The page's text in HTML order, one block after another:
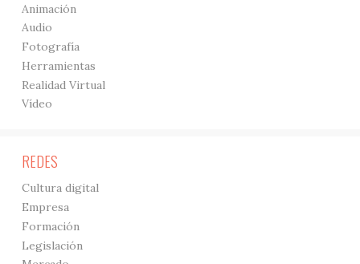
Animación
Audio
Fotografía
Herramientas
Realidad Virtual
Vídeo
REDES
Cultura digital
Empresa
Formación
Legislación